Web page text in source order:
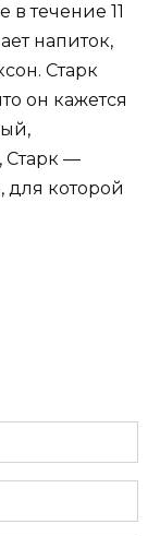
течение 11
напиток,
Старк
он кажется
Старк —
для которой